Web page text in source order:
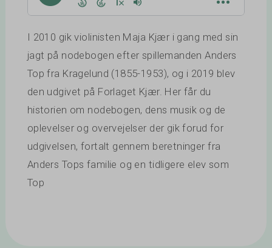
I 2010 gik violinisten Maja Kjær i gang med sin
jagt på nodebogen efter spillemanden Anders
Top fra Kragelund (1855-1953), og i 2019 blev
den udgivet på Forlaget Kjær. Her får du
historien om nodebogen, dens musik og de
oplevelser og overvejelser der gik forud for
udgivelsen, fortalt gennem beretninger fra
Anders Tops familie og en tidligere elev som
Top